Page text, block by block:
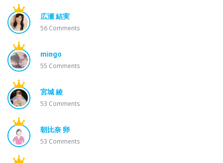
広瀬 結実
56 Comments
mingo
55 Comments
宮城 綾
53 Comments
朝比奈 卵
53 Comments